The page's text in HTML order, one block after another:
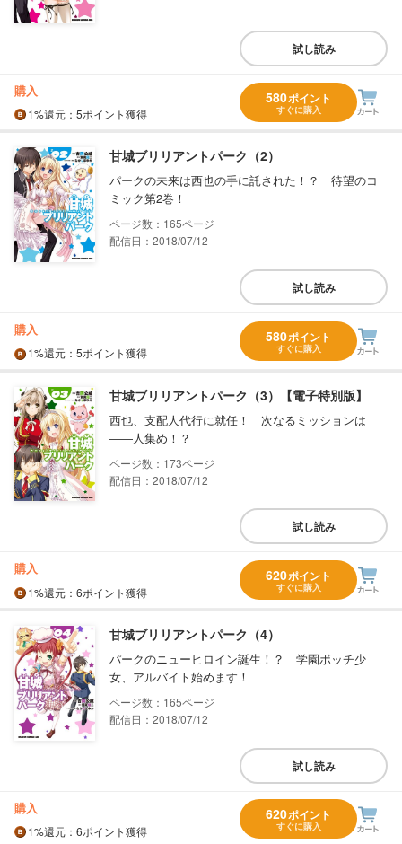
試し読み
購入
1%還元 ：5ポイント獲得
580ポイント
すぐに購入
甘城ブリリアントパーク（2）
パークの未来は西也の手に託された！？ 待望のコ
ミック第2巻！
165
配信日：2018/07/12
試し読み
購入
1%還元 ：5ポイント獲得
580ポイント
すぐに購入
甘城ブリリアントパーク（3）【電子特別版】
西也、支配人代行に就任！ 次なるミッションは
――人集め！？
173
配信日：2018/07/12
試し読み
購入
1%還元 ：6ポイント獲得
620ポイント
すぐに購入
甘城ブリリアントパーク（4）
パークのニューヒロイン誕生！？ 学園ボッチ少
女、アルバイト始めます！
165
配信日：2018/07/12
試し読み
購入
1%還元 ：6ポイント獲得
620ポイント
すぐに購入